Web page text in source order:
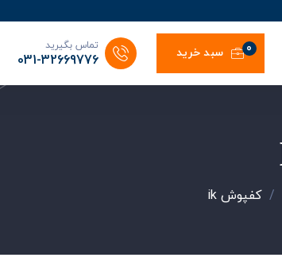
سبد خرید 0 تماس بگیرید
031-32669776
/کفپوش ik